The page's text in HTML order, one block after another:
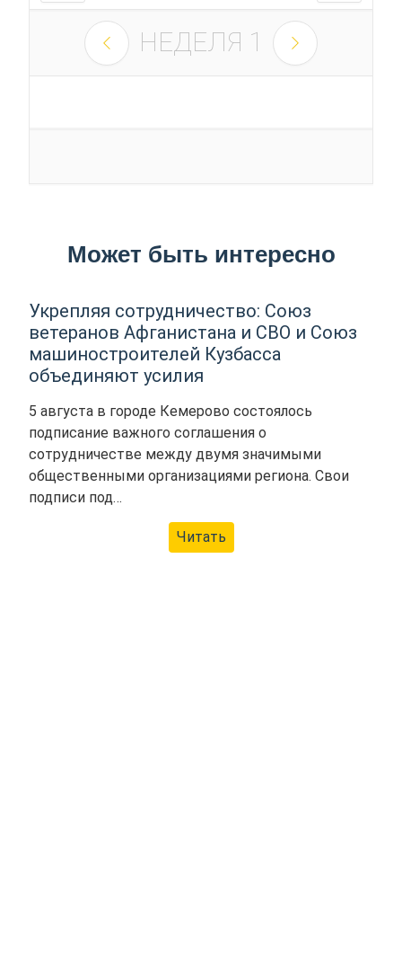
НЕДЕЛЯ 1
Может быть интересно
Укрепляя сотрудничество: Союз
ветеранов Афганистана и СВО и Союз
машиностроителей Кузбасса
объединяют усилия
5 августа в городе Кемерово состоялось
подписание важного соглашения о
сотрудничестве между двумя значимыми
общественными организациями региона. Свои
подписи под…
Читать